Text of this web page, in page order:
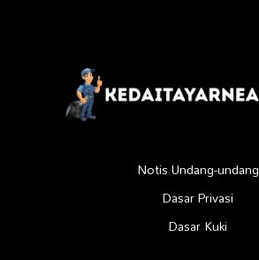
Notis Undang-undang
Dasar Privasi
Dasar Kuki